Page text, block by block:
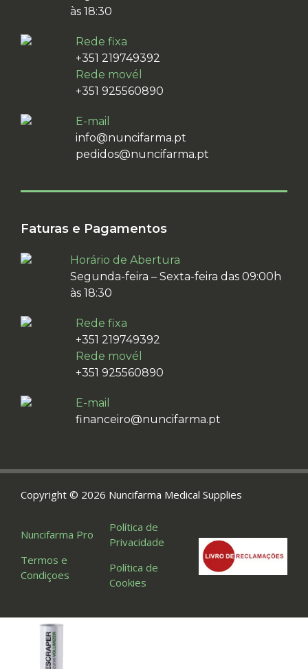
às 18:30
Rede fixa
+351 219749392
Rede movél
+351 925560890
E-mail
info@nuncifarma.pt
pedidos@nuncifarma.pt
Faturas e Pagamentos
Horário de Abertura
Segunda-feira – Sexta-feira das 09:00h
às 18:30
Rede fixa
+351 219749392
Rede movél
+351 925560890
E-mail
financeiro@nuncifarma.pt
Nuncifarma Pro
Termos e
Condiçoes
Política de
Privacidade
Política de
Cookies
Copyright © 2026 Nuncifarma Medical Supplies